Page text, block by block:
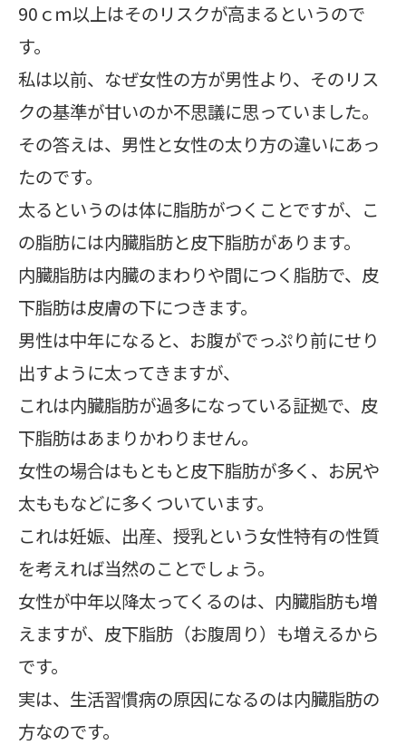
90ｃｍ以上はそのリスクが高まるというので
す。
私は以前、なぜ女性の方が男性より、そのリス
クの基準が甘いのか不思議に思っていました。
その答えは、男性と女性の太り方の違いにあっ
たのです。
太るというのは体に脂肪がつくことですが、こ
の脂肪には内臓脂肪と皮下脂肪があります。
内臓脂肪は内臓のまわりや間につく脂肪で、皮
下脂肪は皮膚の下につきます。
男性は中年になると、お腹がでっぷり前にせり
出すように太ってきますが、
これは内臓脂肪が過多になっている証拠で、皮
下脂肪はあまりかわりません。
女性の場合はもともと皮下脂肪が多く、お尻や
太ももなどに多くついています。
これは妊娠、出産、授乳という女性特有の性質
を考えれば当然のことでしょう。
女性が中年以降太ってくるのは、内臓脂肪も増
えますが、皮下脂肪（お腹周り）も増えるから
です。
実は、生活習慣病の原因になるのは内臓脂肪の
方なのです。